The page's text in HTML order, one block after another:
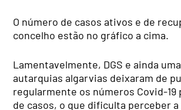
O número de casos ativos e de
concelho estão no gráfico a cima.
Lamentavelmente, DGS e ainda
autarquias algarvias deixaram de
regularmente os números Covid-19
de casos, o que dificulta perceber a